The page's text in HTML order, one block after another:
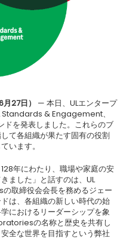
27日）
— 本日、ULエンタープ
Standards & Engagement、
を発表しました。これらのブ
て各組織が果たす固有の役割
います。
年にわたり、職場や家庭の安
ました」と話すのは、UL
取締役会会長を務めるジェー
は、各組織の新しい時代の始
におけるリーダーシップを象
の名称と歴史を共有し
全な世界を目指すという弊社